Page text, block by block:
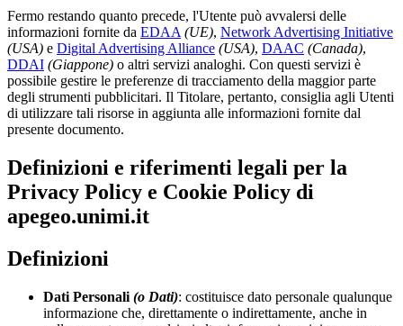
Fermo restando quanto precede, l'Utente può avvalersi delle
informazioni fornite da EDAA (UE), Network Advertising Initiative
(USA) e Digital Advertising Alliance (USA), DAAC (Canada),
DDAI (Giappone) o altri servizi analoghi. Con questi servizi è
possibile gestire le preferenze di tracciamento della maggior parte
degli strumenti pubblicitari. Il Titolare, pertanto, consiglia agli Utenti
di utilizzare tali risorse in aggiunta alle informazioni fornite dal
presente documento.
Definizioni e riferimenti legali per la
Privacy Policy e Cookie Policy di
apegeo.unimi.it
Definizioni
Dati Personali (o Dati): costituisce dato personale qualunque
informazione che, direttamente o indirettamente, anche in